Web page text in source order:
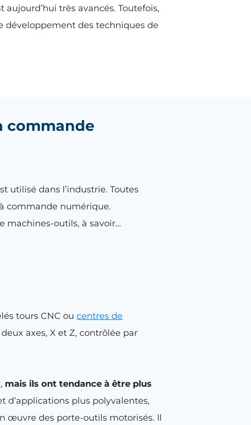
très avancés. Toutefois,
développement des techniques de
commande
utilisé dans l’industrie. Toutes
commande numérique.
machines-outils, à savoir…
tours CNC ou centres de
axes, X et Z, contrôlée par
mais ils ont tendance à être plus
d’applications plus polyvalentes,
œuvre des porte-outils motorisés. Il